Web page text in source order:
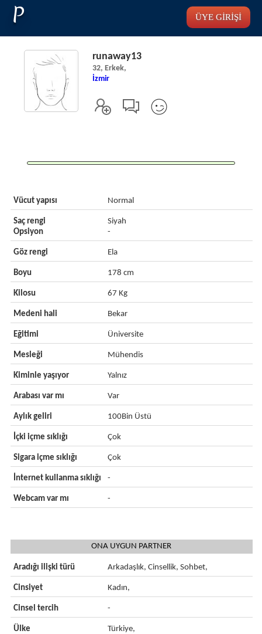
P ÜYE GİRİŞİ
runaway13
32, Erkek,
İzmir
Vücut yapısı Normal
Saç rengi
Opsiyon
Siyah
-
Göz rengi Ela
Boyu 178 cm
Kilosu 67 Kg
Medeni hali Bekar
Eğitimi Üniversite
Mesleği Mühendis
Kiminle yaşıyor Yalnız
Arabası var mı Var
Aylık geliri 100Bin Üstü
İçki içme sıklığı Çok
Sigara içme sıklığı Çok
İnternet kullanma sıklığı -
Webcam var mı -
ONA UYGUN PARTNER
Aradığı ilişki türü Arkadaşlık, Cinsellik, Sohbet,
Cinsiyet Kadın,
Cinsel tercih -
Ülke Türkiye,